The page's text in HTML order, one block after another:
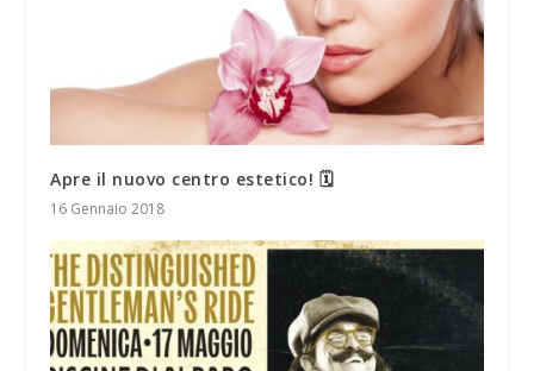
Apre il nuovo centro estetico! 🗓
16 Gennaio 2018